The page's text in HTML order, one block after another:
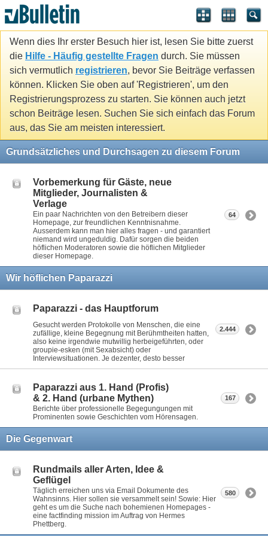
Wenn dies Ihr erster Besuch hier ist, lesen Sie bitte zuerst
die Hilfe - Häufig gestellte Fragen durch. Sie müssen
sich vermutlich registrieren, bevor Sie Beiträge verfassen
können. Klicken Sie oben auf 'Registrieren', um den
Registrierungsprozess zu starten. Sie können auch jetzt
schon Beiträge lesen. Suchen Sie sich einfach das Forum
aus, das Sie am meisten interessiert.
Grundsätzliches und Durchsagen zu diesem Forum
Vorbemerkung für Gäste, neue
Mitglieder, Journalisten &
Verlage
Ein paar Nachrichten von den Betreibern dieser
Homepage, zur freundlichen Kenntnisnahme.
Ausserdem kann man hier alles fragen - und garantiert
niemand wird ungeduldig. Dafür sorgen die beiden
höflichen Moderatoren sowie die höflichen Mitglieder
dieser Homepage.
64
Wir höflichen Paparazzi
Paparazzi - das Hauptforum
Gesucht werden Protokolle von Menschen, die eine
zufällige, kleine Begegnung mit Berühmtheiten hatten,
also keine irgendwie mutwillig herbeigeführten, oder
groupie-esken (mit Sexabsicht) oder
Interviewsituationen. Je dezenter, desto besser
2.444
Paparazzi aus 1. Hand (Profis)
& 2. Hand (urbane Mythen)
Berichte über professionelle Begegungungen mit
Prominenten sowie Geschichten vom Hörensagen.
167
Die Gegenwart
Rundmails aller Arten, Idee &
Geflügel
Täglich erreichen uns via Email Dokumente des
Wahnsinns. Hier sollen sie versammelt sein! Sowie: Hier
geht es um die Suche nach bohemienen Homepages -
eine factfinding mission im Auftrag von Hermes
Phettberg.
580